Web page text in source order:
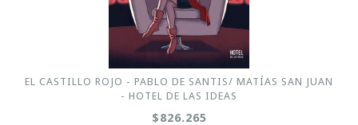
EL CASTILLO ROJO - PABLO DE SANTIS/ MATÍAS SAN JUAN
- HOTEL DE LAS IDEAS
$826.265